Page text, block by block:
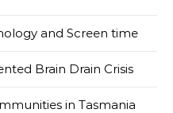
and Screen time
Brain Drain Crisis
in Tasmania